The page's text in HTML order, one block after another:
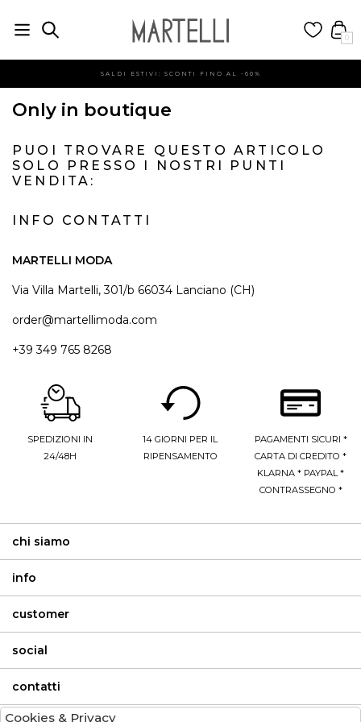
0
SALDI ESTIVI: SCONTI FINO AL -60%
Only in boutique
PUOI TROVARE QUESTO ARTICOLO
SOLO PRESSO I NOSTRI PUNTI
VENDITA:
INFO CONTATTI
MARTELLI MODA
Via Villa Martelli, 301/b 66034 Lanciano (CH)
order@martellimoda.com
+39 349 765 8268
SPEDIZIONI IN
24/48H
14 GIORNI PER IL
RIPENSAMENTO
PAGAMENTI SICURI *
CARTA DI CREDITO *
KLARNA * PAYPAL *
CONTRASSEGNO *
chi siamo
info
customer
social
contatti
Cookies & Privacy